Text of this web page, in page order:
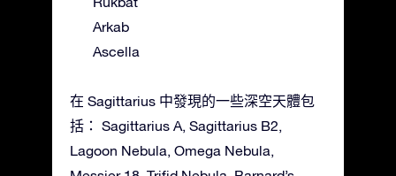
Arkab
Ascella
在 Sagittarius 中發現的一些深空天體包
括： Sagittarius A, Sagittarius B2,
Lagoon Nebula, Omega Nebula,